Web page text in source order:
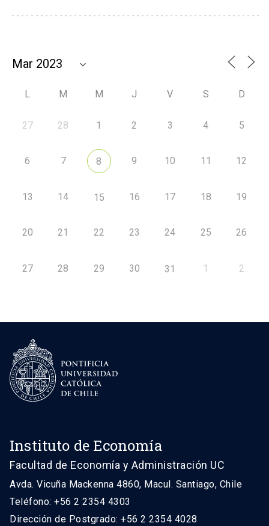
L M M J V S D
27 28 1 2 3 4 5
6 7 8 9 10 11 12
13 14 15 16 17 18 19
20 21 22 23 24 25 26
27 28 29 30 31 1 2
Instituto de Economía
Facultad de Economía y Administración UC
Avda. Vicuña Mackenna 4860, Macul. Santiago, Chile
Teléfono: +56 2 2354 4303
Dirección de Postgrado: +56 2 2354 4028